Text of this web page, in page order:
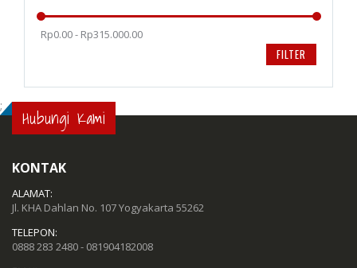
Rp0.00 - Rp315.000.00
FILTER
; Hubungi Kami
KONTAK
ALAMAT:
Jl. KHA Dahlan No. 107 Yogyakarta 55262
TELEPON:
0888 283 2480 - 081904182008